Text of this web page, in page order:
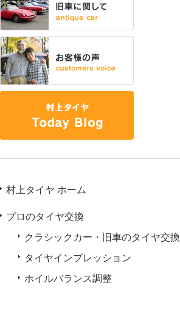
村上タイヤ ホーム
プロのタイヤ交換
クラシックカー・旧車のタイヤ交換
タイヤインプレッション
ホイルバランス調整